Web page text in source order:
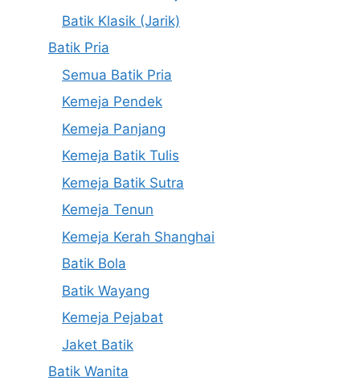
Batik Klasik (Jarik)
Batik Pria
Semua Batik Pria
Kemeja Pendek
Kemeja Panjang
Kemeja Batik Tulis
Kemeja Batik Sutra
Kemeja Tenun
Kemeja Kerah Shanghai
Batik Bola
Batik Wayang
Kemeja Pejabat
Jaket Batik
Batik Wanita